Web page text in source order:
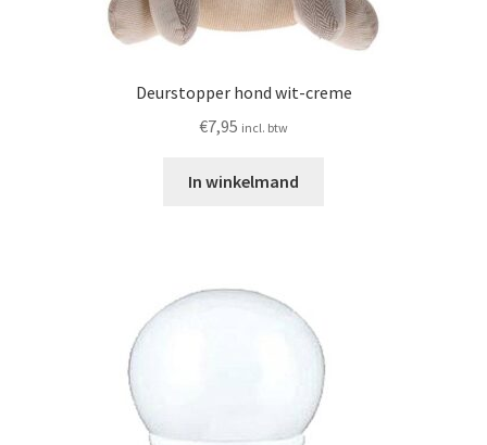
Deurstopper hond wit-creme
€7,95 incl. btw
In winkelmand